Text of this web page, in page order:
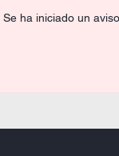
Se ha iniciado un